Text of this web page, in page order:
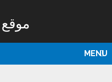
موقع
MENU